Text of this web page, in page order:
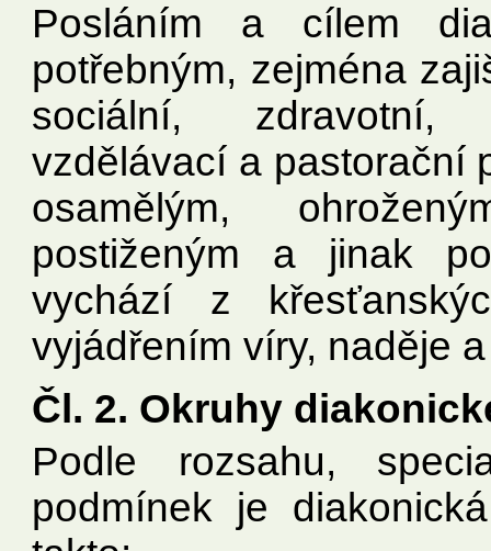
Posláním a cílem
potřebným, zejména
sociální, zdravotní,
vzdělávací a pastorační
osamělým,
postiženým a jinak
vychází z
vyjádřením víry, naděje
Čl. 2. Okruhy
Podle rozsahu,
podmínek je